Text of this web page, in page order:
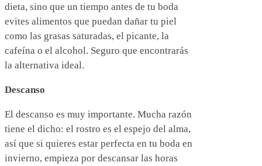
dieta, sino que un tiempo antes de tu boda
evites alimentos que puedan dañar tu piel
como las grasas saturadas, el picante, la
cafeína o el alcohol. Seguro que encontrarás
la alternativa ideal.
Descanso
El descanso es muy importante. Mucha razón
tiene el dicho: el rostro es el espejo del alma,
así que si quieres estar perfecta en tu boda en
invierno, empieza por descansar las horas